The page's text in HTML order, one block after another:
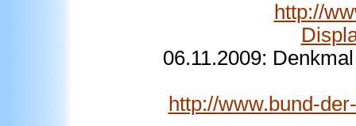
http://
06.11.2009:
http://www.bund-